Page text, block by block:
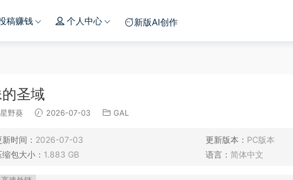
稿赚钱 个人中心 新版AI创作
圣域
星野葵 2026-07-03 GAL
新时间： 2026-07-03 更新版本： PC版本
缩包大小： 1.883 GB 语言： 简体中文